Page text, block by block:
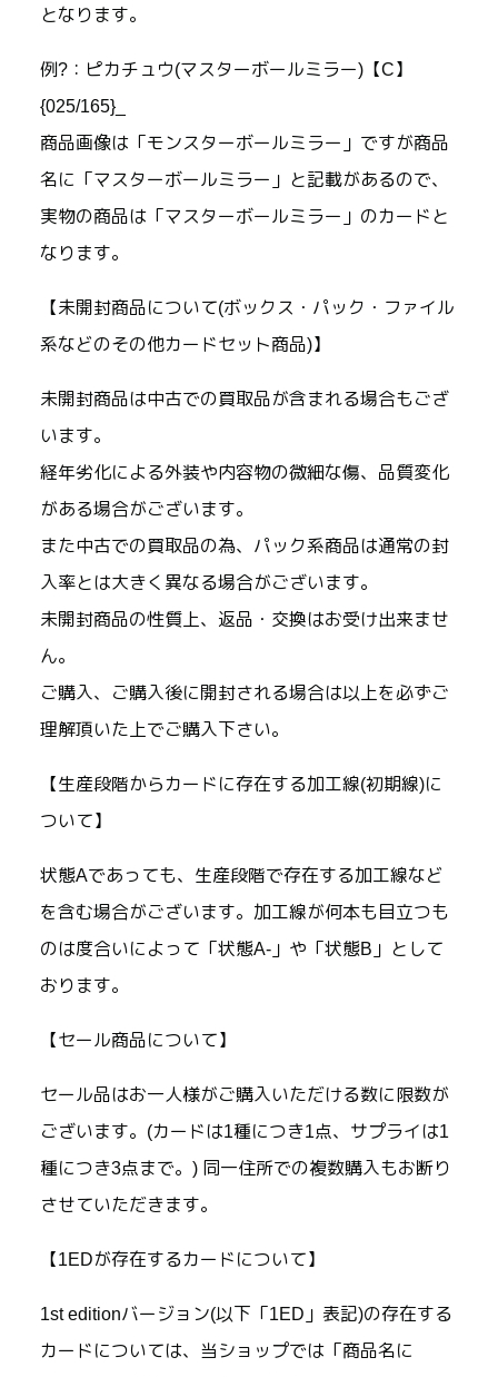
となります。
例?：ピカチュウ(マスターボールミラー)【C】
{025/165}_
商品画像は「モンスターボールミラー」ですが商品
名に「マスターボールミラー」と記載があるので、
実物の商品は「マスターボールミラー」のカードと
なります。
【未開封商品について(ボックス・パック・ファイル
系などのその他カードセット商品)】
未開封商品は中古での買取品が含まれる場合もござ
います。
経年劣化による外装や内容物の微細な傷、品質変化
がある場合がございます。
また中古での買取品の為、パック系商品は通常の封
入率とは大きく異なる場合がございます。
未開封商品の性質上、返品・交換はお受け出来ませ
ん。
ご購入、ご購入後に開封される場合は以上を必ずご
理解頂いた上でご購入下さい。
【生産段階からカードに存在する加工線(初期線)に
ついて】
状態Aであっても、生産段階で存在する加工線など
を含む場合がございます。加工線が何本も目立つも
のは度合いによって「状態A-」や「状態B」として
おります。
【セール商品について】
セール品はお一人様がご購入いただける数に限数が
ございます。(カードは1種につき1点、サプライは1
種につき3点まで。) 同一住所での複数購入もお断り
させていただきます。
【1EDが存在するカードについて】
1st editionバージョン(以下「1ED」表記)の存在する
カードについては、当ショップでは「商品名に